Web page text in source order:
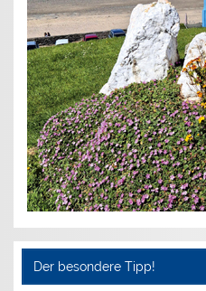
Der besondere Tipp!